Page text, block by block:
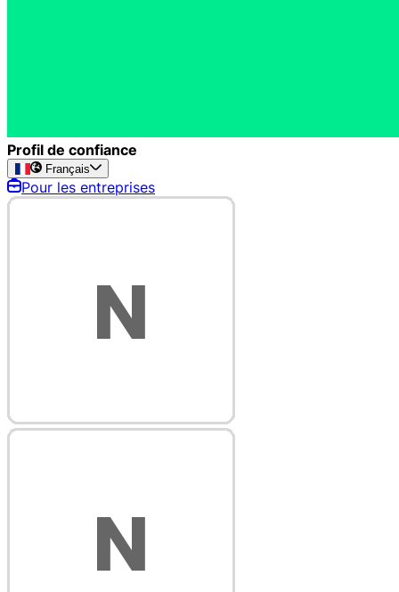
Profil de confiance
Français
Pour les entreprises